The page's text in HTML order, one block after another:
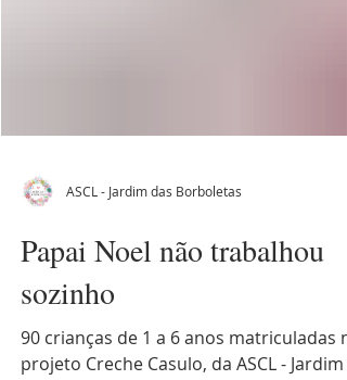
Papai Noel não trabalhou
sozinho